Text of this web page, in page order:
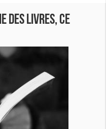
des Livres, ce